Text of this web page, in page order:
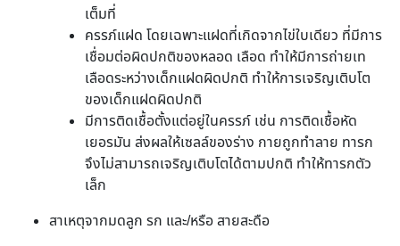
เต็มที่
ครรภ์แฝด โดยเฉพาะแฝดที่เกิดจากไข่ใบเดียว ที่มีการ
เชื่อมต่อผิดปกติของหลอด เลือด ทำให้มีการถ่ายเท
เลือดระหว่างเด็กแฝดผิดปกติ ทำให้การเจริญเติบโต
ของเด็กแฝดผิดปกติ
มีการติดเชื้อตั้งแต่อยู่ในครรภ์ เช่น การติดเชื้อหัด
เยอรมัน ส่งผลให้เซลล์ของร่าง กายถูกทำลาย ทารก
จึงไม่สามารถเจริญเติบโตได้ตามปกติ ทำให้ทารกตัว
เล็ก
สาเหตุจากมดลูก รก และ/หรือ สายสะดือ